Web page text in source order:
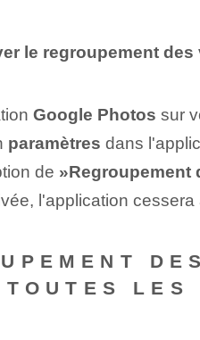
le regroupement des
Google Photos sur
paramètres dans
de »Regroupement
l'application
LES